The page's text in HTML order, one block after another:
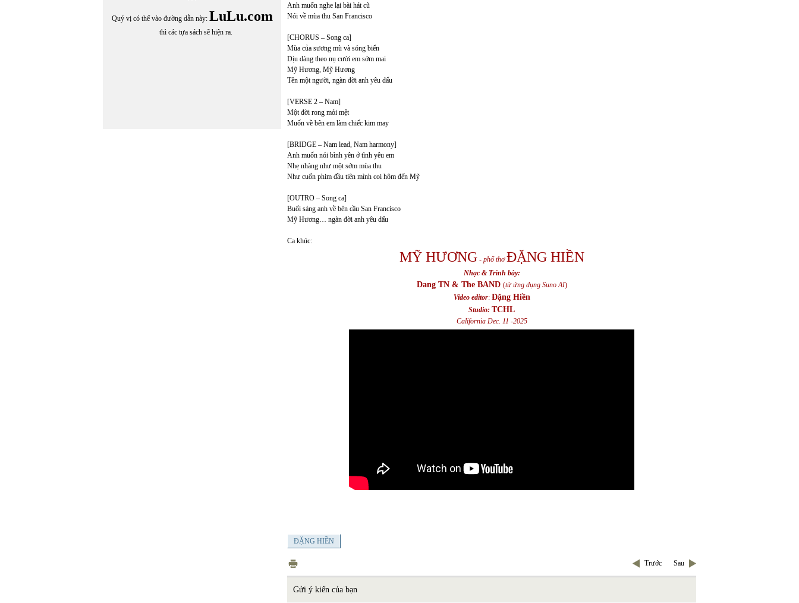
Quý vị có thể vào đường dẫn này: LuLu.com
thì các tựa sách sẽ hiện ra.
Anh muốn nghe lại bài hát cũ
Nói về mùa thu San Francisco
[CHORUS – Song ca]
Mùa của sương mù và sóng biển
Dịu dàng theo nụ cười em sớm mai
Mỹ Hương, Mỹ Hương
Tên một người, ngàn đời anh yêu dấu
[VERSE 2 – Nam]
Một đời rong mỏi mệt
Muốn về bên em làm chiếc kim may
[BRIDGE – Nam lead, Nam harmony]
Anh muốn nói bình yên ở tình yêu em
Nhẹ nhàng như một sớm mùa thu
Như cuốn phim đầu tiên mình coi hôm đến Mỹ
[OUTRO – Song ca]
Buổi sáng anh về bên cầu San Francisco
Mỹ Hương… ngàn đời anh yêu dấu
Ca khúc:
MỸ HƯƠNG- phổ thơ ĐẶNG HIỀN
Nhạc & Trình bày:
Dang TN & The BAND (từ ứng dụng Suno AI)
Video editor: Đặng Hiền
Studio: TCHL
California Dec. 11 -2025
ĐẶNG HIỀN
Trước Sau
Gửi ý kiến của bạn